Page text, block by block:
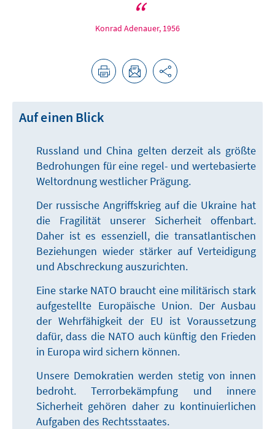
Konrad Adenauer, 1956
Auf einen Blick
Russland und China gelten derzeit als größte
Bedrohungen für eine regel- und wertebasierte
Weltordnung westlicher Prägung.
Der russische Angriffskrieg auf die Ukraine hat
die Fragilität unserer Sicherheit offenbart.
Daher ist es essenziell, die transatlantischen
Beziehungen wieder stärker auf Verteidigung
und Abschreckung auszurichten.
Eine starke NATO braucht eine militärisch stark
aufgestellte Europäische Union. Der Ausbau
der Wehrfähigkeit der EU ist Voraussetzung
dafür, dass die NATO auch künftig den Frieden
in Europa wird sichern können.
Unsere Demokratien werden stetig von innen
bedroht. Terrorbekämpfung und innere
Sicherheit gehören daher zu kontinuierlichen
Aufgaben des Rechtsstaates.